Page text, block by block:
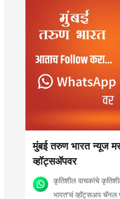
मुंबई तरुण भारत न्यूज
व्हॉट्सॲपवर
कृतिशील वाचकांचे
भारत'चं व्हॉट्सअप चॅनल